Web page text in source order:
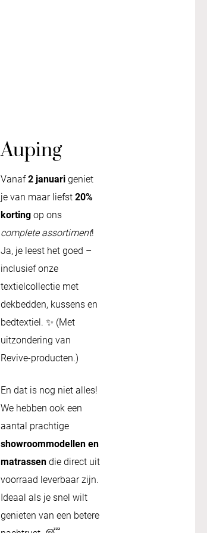
Auping
Vanaf2 januari geniet
je van maar liefst 20%
korting op ons
complete assortiment!
Ja, je leest het goed –
inclusief onze
textielcollectie met
dekbedden, kussens en
bedtextiel. ✨ (Met
uitzondering van
Revive-producten.)
En dat is nog niet alles!
We hebben ook een
aantal prachtige
showroommodellen en
matrassen die direct uit
voorraad leverbaar zijn.
Ideaal als je snel wilt
genieten van een betere